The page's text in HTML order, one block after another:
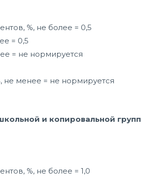
%, не более = 0,5
= 0,5
= не нормируется
не менее = не нормируется
и копировальной групп
%, не более = 1,0